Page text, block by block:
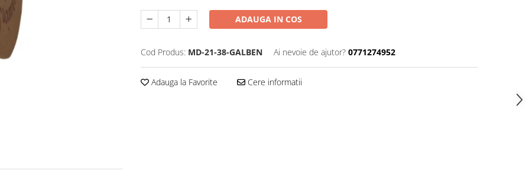
ADAUGA IN COS
Cod Produs: MD-21-38-GALBEN Ai nevoie de ajutor? 0771274952
Adauga la Favorite Cere informatii